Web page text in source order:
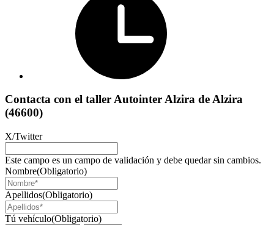
Contacta con el taller Autointer Alzira de Alzira
(46600)
X/Twitter
Este campo es un campo de validación y debe quedar sin cambios.
Nombre(Obligatorio)
Apellidos(Obligatorio)
Tú vehículo(Obligatorio)